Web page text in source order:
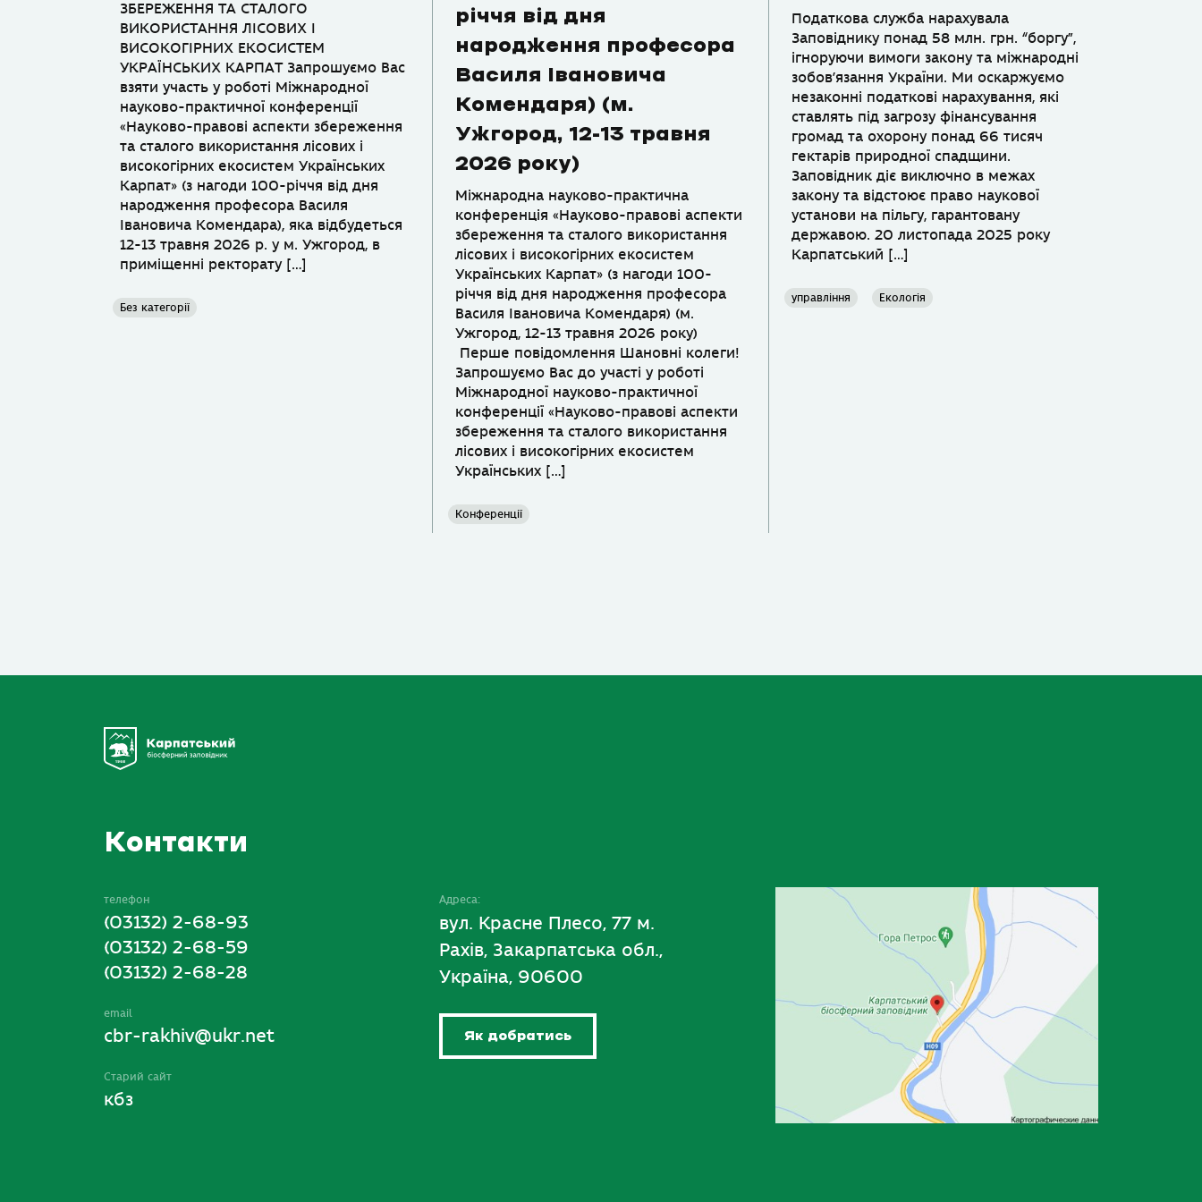
ЗБЕРЕЖЕННЯ ТА СТАЛОГО
ВИКОРИСТАННЯ ЛІСОВИХ І
ВИСОКОГІРНИХ ЕКОСИСТЕМ
УКРАЇНСЬКИХ КАРПАТ Запрошуємо Вас
взяти участь у роботі Міжнародної
науково-практичної конференції
«Науково-правові аспекти збереження
та сталого використання лісових і
високогірних екосистем Українських
Карпат» (з нагоди 100-річчя від дня
народження професора Василя
Івановича Комендара), яка відбудеться
12-13 травня 2026 р. у м. Ужгород, в
приміщенні ректорату […]
Без категорії
річчя від дня
народження професора
Василя Івановича
Комендаря) (м.
Ужгород, 12-13 травня
2026 року)
Міжнародна науково-практична
конференція «Науково-правові аспекти
збереження та сталого використання
лісових і високогірних екосистем
Українських Карпат» (з нагоди 100-
річчя від дня народження професора
Василя Івановича Комендаря) (м.
Ужгород, 12-13 травня 2026 року)
Перше повідомлення Шановні колеги!
Запрошуємо Вас до участі у роботі
Міжнародної науково-практичної
конференції «Науково-правові аспекти
збереження та сталого використання
лісових і високогірних екосистем
Українських […]
Конференції
Податкова служба нарахувала
Заповіднику понад 58 млн. грн. “боргу”,
ігноруючи вимоги закону та міжнародні
зобов’язання України. Ми оскаржуємо
незаконні податкові нарахування, які
ставлять під загрозу фінансування
громад та охорону понад 66 тисяч
гектарів природної спадщини.
Заповідник діє виключно в межах
закону та відстоює право наукової
установи на пільгу, гарантовану
державою. 20 листопада 2025 року
Карпатський […]
управління Екологія
Контакти
телефон
(03132) 2-68-93
(03132) 2-68-59
(03132) 2-68-28
email
cbr-rakhiv@ukr.net
Старий сайт
кбз
Адреса:
вул. Красне Плесо, 77 м.
Рахів, Закарпатська обл.,
Україна, 90600
Як добратись